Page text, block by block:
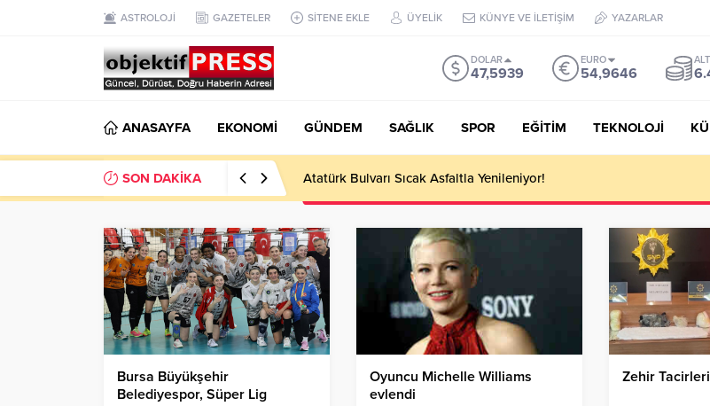
ASTROLOJİ GAZETELER SİTENE EKLE ÜYELİK KÜNYE VE İLETİŞİM YAZARLAR
DOLAR
47,5939
EURO
54,9646
ANASAYFA EKONOMİ GÜNDEM SAĞLIK SPOR EĞİTİM TEKNOLOJİ
SON DAKİKA Atatürk Bulvarı Sıcak Asfaltla Yenileniyor!
Bursa Büyükşehir
Belediyespor, Süper Lig
Oyuncu Michelle Williams
evlendi
Zehir